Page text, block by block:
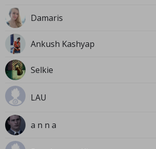
Damaris
Ankush Kashyap
Selkie
LAU
a n n a